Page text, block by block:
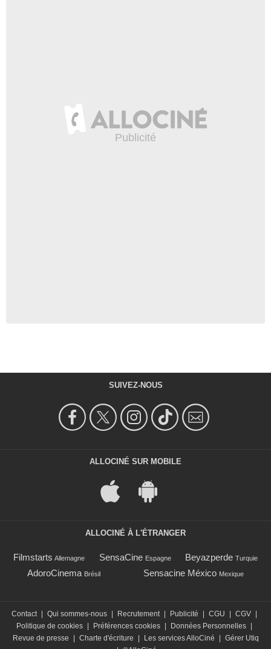
SUIVEZ-NOUS
ALLOCINÉ SUR MOBILE
ALLOCINÉ À L'ÉTRANGER
Filmstarts Allemagne SensaCine Espagne Beyazperde Turquie
AdoroCinema Brésil Sensacine México Mexique
Contact Qui sommes-nous Recrutement Publicité CGU CGV
Politique de cookies
Préférences cookies Données Personnelles
Revue de presse
Charte d'écriture Les services AlloCiné
Gérer Utiq